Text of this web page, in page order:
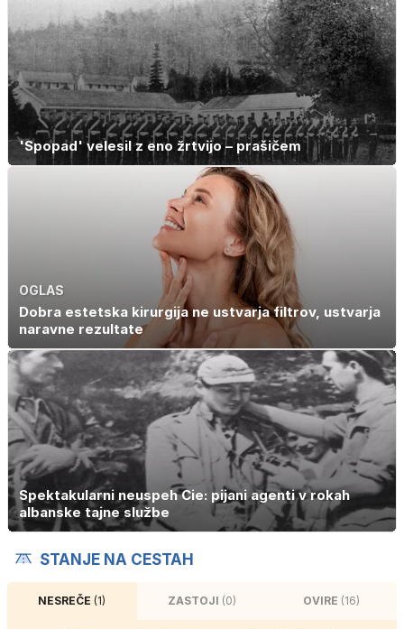
'Spopad' velesil z eno žrtvijo – prašičem
OGLAS
Dobra estetska kirurgija ne ustvarja filtrov, ustvarja
naravne rezultate
Spektakularni neuspeh Cie: pijani agenti v rokah
albanske tajne službe
STANJE NA CESTAH
NESREČE(1) ZASTOJI (0) OVIRE (16)